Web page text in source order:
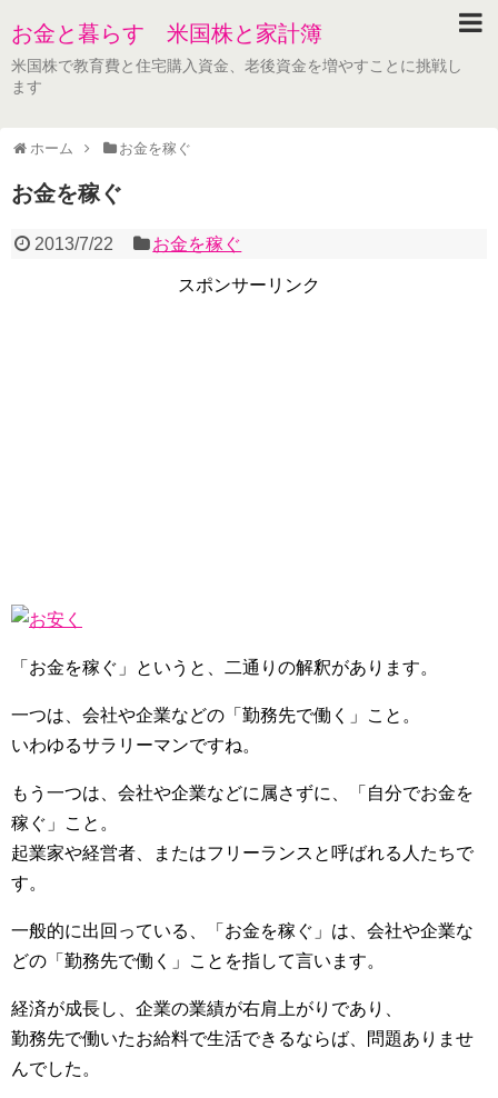
お金と暮らす 米国株と家計簿
米国株で教育費と住宅購入資金、老後資金を増やすことに挑戦し
ます
ホーム お金を稼ぐ
お金を稼ぐ
2013/7/22 お金を稼ぐ
スポンサーリンク
「お金を稼ぐ」というと、二通りの解釈があります。
一つは、会社や企業などの「勤務先で働く」こと。
いわゆるサラリーマンですね。
もう一つは、会社や企業などに属さずに、「自分でお金を
稼ぐ」こと。
起業家や経営者、またはフリーランスと呼ばれる人たちで
す。
一般的に出回っている、「お金を稼ぐ」は、会社や企業な
どの「勤務先で働く」ことを指して言います。
経済が成長し、企業の業績が右肩上がりであり、
勤務先で働いたお給料で生活できるならば、問題ありませ
んでした。